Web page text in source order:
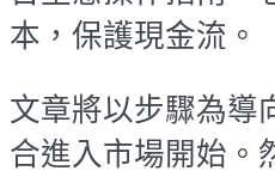
本，保護現金流。
文章將以步驟為導
合進入市場開始。